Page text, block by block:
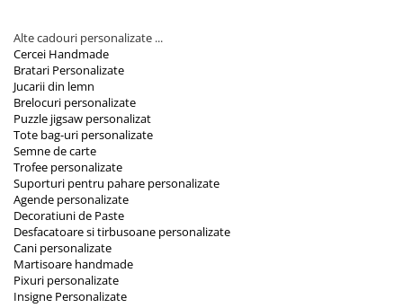
Alte cadouri personalizate ...
Cercei Handmade
Bratari Personalizate
Jucarii din lemn
Brelocuri personalizate
Puzzle jigsaw personalizat
Tote bag-uri personalizate
Semne de carte
Trofee personalizate
Suporturi pentru pahare personalizate
Agende personalizate
Decoratiuni de Paste
Desfacatoare si tirbusoane personalizate
Cani personalizate
Martisoare handmade
Pixuri personalizate
Insigne Personalizate